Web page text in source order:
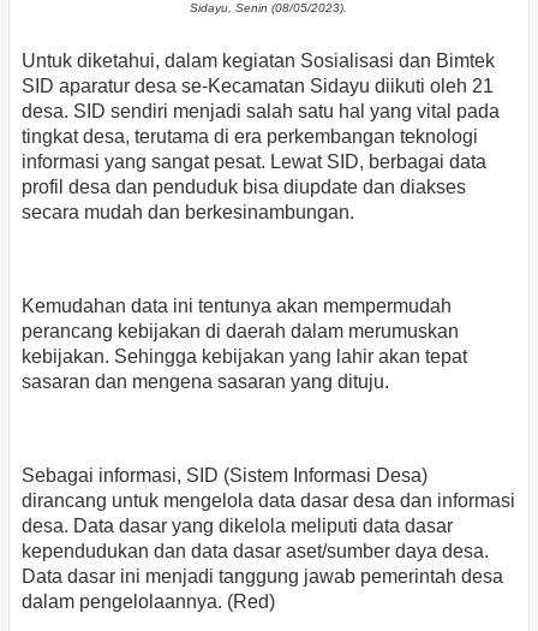
Sidayu, Senin (08/05/2023).
Untuk diketahui, dalam kegiatan Sosialisasi dan Bimtek
SID aparatur desa se-Kecamatan Sidayu diikuti oleh 21
desa. SID sendiri menjadi salah satu hal yang vital pada
tingkat desa, terutama di era perkembangan teknologi
informasi yang sangat pesat. Lewat SID, berbagai data
profil desa dan penduduk bisa diupdate dan diakses
secara mudah dan berkesinambungan.
Kemudahan data ini tentunya akan mempermudah
perancang kebijakan di daerah dalam merumuskan
kebijakan. Sehingga kebijakan yang lahir akan tepat
sasaran dan mengena sasaran yang dituju.
Sebagai informasi, SID (Sistem Informasi Desa)
dirancang untuk mengelola data dasar desa dan informasi
desa. Data dasar yang dikelola meliputi data dasar
kependudukan dan data dasar aset/sumber daya desa.
Data dasar ini menjadi tanggung jawab pemerintah desa
dalam pengelolaannya. (Red)